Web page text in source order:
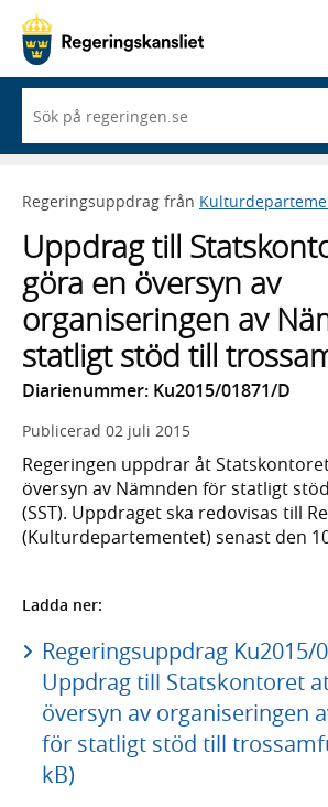
du
börjar
skriva
framträder
lista
med
sökförslag
Regeringsuppdrag från
Uppdrag till
göra en översyn av
organiseringen av
statligt stöd till
Diarienummer: Ku2015/01871/D
Publicerad 02 juli 2015
Regeringen uppdrar åt
översyn av Nämnden för statligt
(SST). Uppdraget ska redovisas till
(Kulturdepartementet) senast den
Ladda ner:
Regeringsuppdrag Ku2015/
Uppdrag till Statskontoret
översyn av organiseringen
för statligt stöd till
kB)